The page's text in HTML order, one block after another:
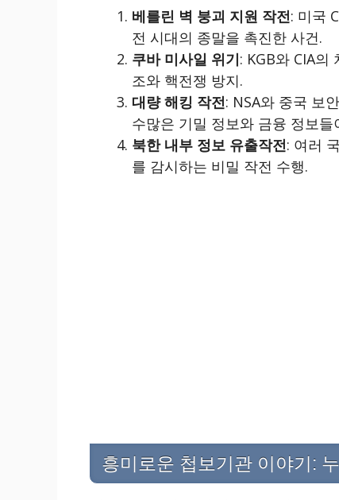
베를린 벽 붕괴 지원 작전: 미국
전 시대의 종말을 촉진한 사건.
쿠바 미사일 위기: KGB와 CIA의
조와 핵전쟁 방지.
대량 해킹 작전: NSA와 중국 보
수많은 기밀 정보와 금융 정보들
북한 내부 정보 유출작전: 여러
를 감시하는 비밀 작전 수행.
흥미로운 첩보기관 이야기: